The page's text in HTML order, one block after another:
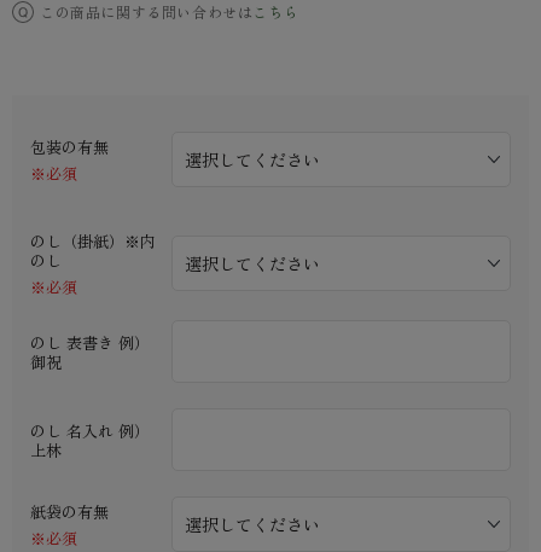
この商品に関する問い合わせは こちら
包装の有無
※必須
のし（掛紙）※内
のし
※必須
のし 表書き 例）
御祝
のし 名入れ 例）
上林
紙袋の有無
※必須